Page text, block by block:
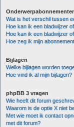
Wat is het verschil tussen
Hoe kan ik een bladwijzer
Hoe kan ik een bladwijzer
Hoe zeg ik mijn
Bijlagen
Welke bijlagen worden
Hoe vind ik al mijn bijlagen?
phpBB 3 vragen
Wie heeft dit forum
Waarom is de optie X niet
Met wie moet ik contact
met dit forum?